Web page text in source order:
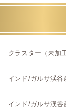
クラスター（未加
インド/ガルサ渓谷
インド/ガルサ渓谷